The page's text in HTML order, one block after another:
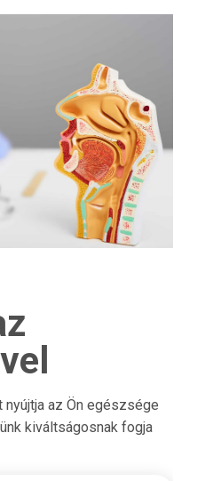
nyújtja az Ön egészsége
kiváltságosnak fogja